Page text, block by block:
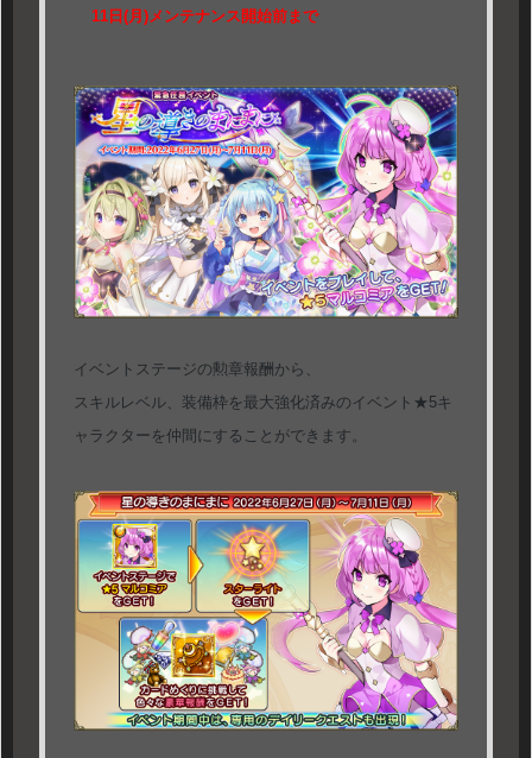
11日(月)メンテナンス開始前まで
イベントステージの勲章報酬から、
スキルレベル、装備枠を最大強化済みのイベント★5キ
ャラクターを仲間にすることができます。